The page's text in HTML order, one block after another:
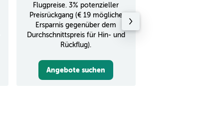
Flugpreise. 3% potenzieller
Preisrückgang (€ 19 mögliche
Ersparnis gegenüber dem
Durchschnittspreis für Hin- und
Rückflug).
Angebote suchen